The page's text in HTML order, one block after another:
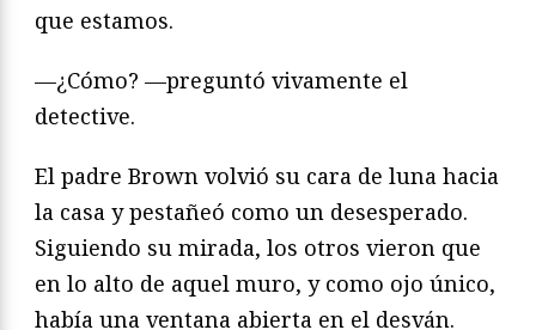
que estamos.
—¿Cómo? —preguntó vivamente el
detective.
El padre Brown volvió su cara de luna hacia
la casa y pestañeó como un desesperado.
Siguiendo su mirada, los otros vieron que
en lo alto de aquel muro, y como ojo único,
había una ventana abierta en el desván.